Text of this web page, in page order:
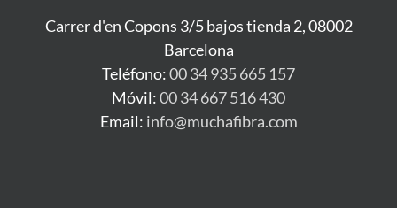
Carrer d'en Copons 3/5 bajos tienda 2, 08002
Barcelona
Teléfono:00 34 935 665 157
Móvil:00 34 667 516 430
Email: info@muchafibra.com